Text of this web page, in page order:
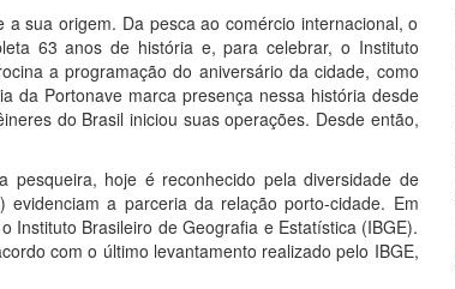
sua origem. Da pesca ao comércio internacional, o
63 anos de história e, para celebrar, o Instituto
a programação do aniversário da cidade, como
da Portonave marca presença nessa história desde
do Brasil iniciou suas operações. Desde então,
hoje é reconhecido pela diversidade de
a parceria da relação porto-cidade. Em
Brasileiro de Geografia e Estatística (IBGE).
com o último levantamento realizado pelo IBGE,